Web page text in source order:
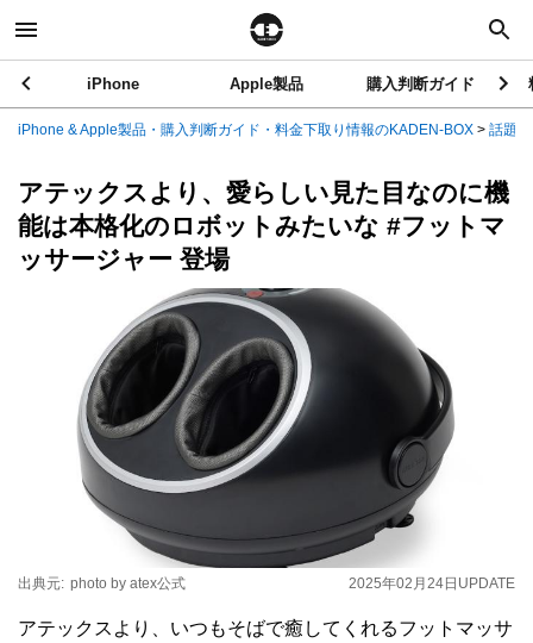
iPhone Apple製品 購入判断ガイド
iPhone & Apple製品・購入判断ガイド・料金下取り情報のKADEN-BOX > 話題
アテックスより、愛らしい見た目なのに機
能は本格化のロボットみたいな #フットマ
ッサージャー 登場
2025年02月24日 UPDATE
出典元: photo by atex公式
アテックスより、いつもそばで癒してくれるフットマッサ